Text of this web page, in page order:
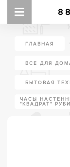
8
ГЛАВНАЯ
ВСЕ ДЛЯ
БЫТОВАЯ
ЧАСЫ
"КВАДРАТ"